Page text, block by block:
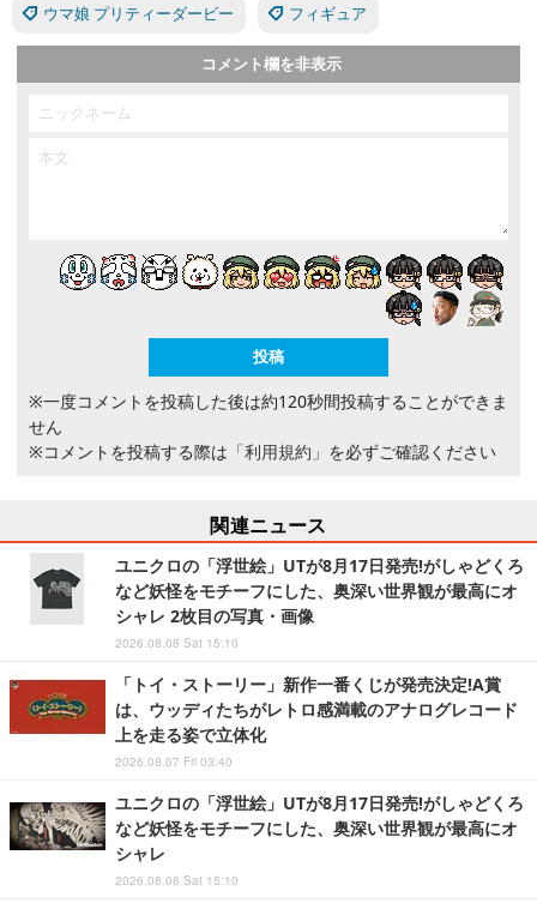
ウマ娘 プリティーダービー フィギュア
コメント欄を非表示
※一度コメントを投稿した後は約120秒間投稿することができま
せん
※コメントを投稿する際は 「利用規約」 を必ずご確認ください
関連ニュース
ユニクロの「浮世絵」UTが8月17日発売!がしゃどくろ
など妖怪をモチーフにした、奥深い世界観が最高にオ
シャレ 2枚目の写真・画像
2026.08.08 Sat 15:10
「トイ・ストーリー」新作一番くじが発売決定!A賞
は、ウッディたちがレトロ感満載のアナログレコード
上を走る姿で立体化
2026.08.07 Fri 03:40
ユニクロの「浮世絵」UTが8月17日発売!がしゃどくろ
など妖怪をモチーフにした、奥深い世界観が最高にオ
シャレ
2026.08.08 Sat 15:10